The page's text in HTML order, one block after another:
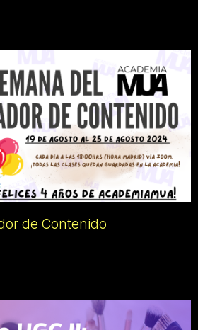
de Contenido